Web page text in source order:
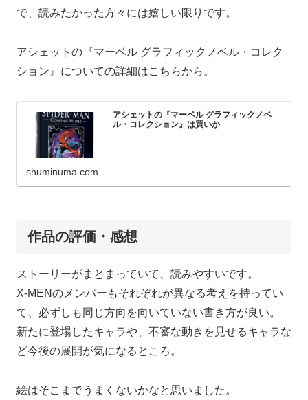
で、読みたかった方々には嬉しい限りです。
アシェットの『マーベル グラフィックノベル・コレク
ション』についての詳細はこちらから。
アシェットの『マーベル グラフィックノベ
ル・コレクション』は買いか
shuminuma.com
作品の評価・感想
ストーリーがまとまっていて、読みやすいです。
X-MENのメンバーもそれぞれが異なる考えを持ってい
て、必ずしも同じ方向を向いていない書き方が良い。
新たに登場したキャラや、不審な動きを見せるキャラな
ど今後の展開が気になるところ。
絵はそこまでうまくないかなと思いました。